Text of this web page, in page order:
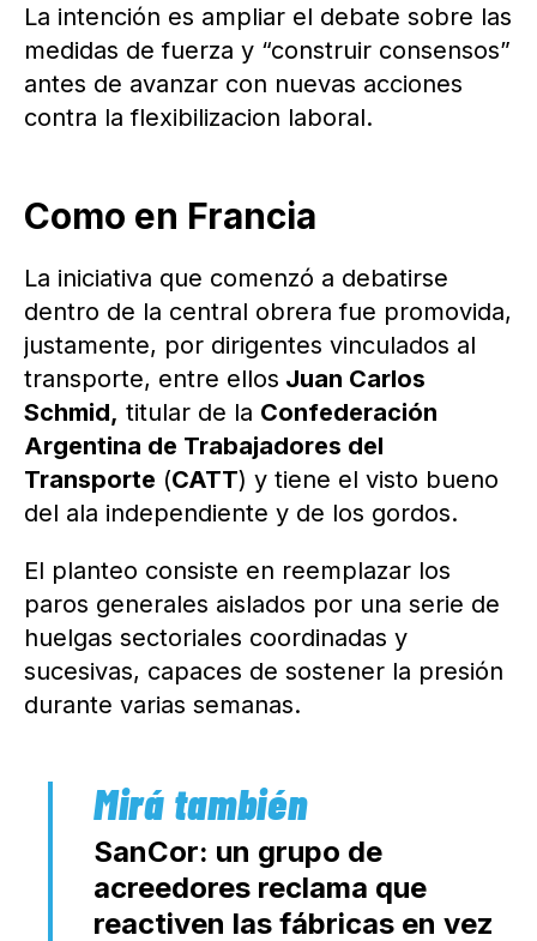
La intención es ampliar el debate sobre las
medidas de fuerza y “construir consensos”
antes de avanzar con nuevas acciones
contra la flexibilizacion laboral.
Como en Francia
La iniciativa que comenzó a debatirse
dentro de la central obrera fue promovida,
justamente, por dirigentes vinculados al
transporte, entre ellos Juan Carlos
Schmid, titular de la Confederación
Argentina de Trabajadores del
Transporte (CATT) y tiene el visto bueno
del ala independiente y de los gordos.
El planteo consiste en reemplazar los
paros generales aislados por una serie de
huelgas sectoriales coordinadas y
sucesivas, capaces de sostener la presión
durante varias semanas.
SanCor: un grupo de
acreedores reclama que
reactiven las fábricas en vez